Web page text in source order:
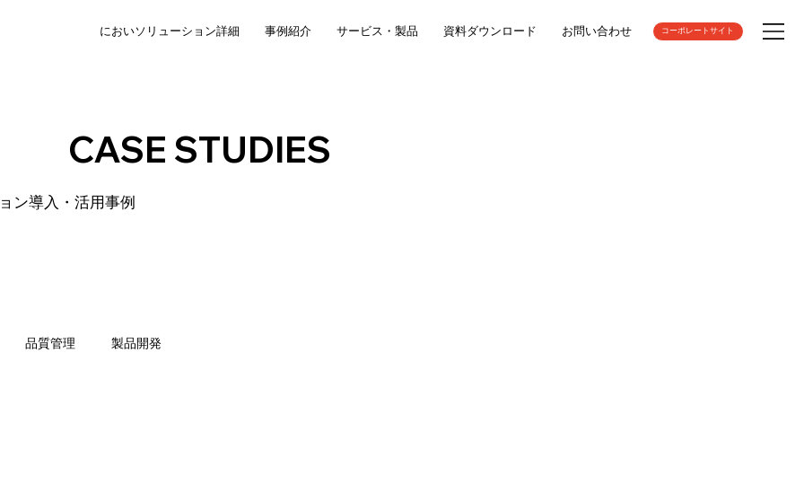
においソリューション詳細 事例紹介 サービス・製品 資料ダウンロード お問い合わせ コーポレートサイト
CASE STUDIES
ン導入・活用事例
品質管理 製品開発